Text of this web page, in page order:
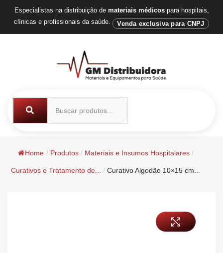
Especialistas na distribuição de materiais médicospara hospitais,
clínicas e profissionais da saúde.
Venda exclusiva para CNPJ
Home / Produtos / Materiais e Insumos Hospitalares /
Curativos e Tratamento de... / Curativo Algodão 10×15 cm...